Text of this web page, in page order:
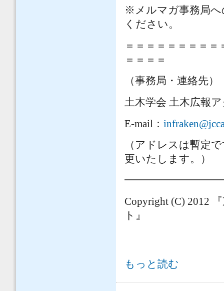
※メルマガ事務局へ
ください。
＝＝＝＝＝＝＝＝
＝＝＝＝
（事務局・連絡先）
土木学会 土木広報
E-mail ：
（アドレスは暫定
更いたします。）
Copyright (C) 2012
ト』
NHKスペシャル「震災ビッグデー
もっと読む